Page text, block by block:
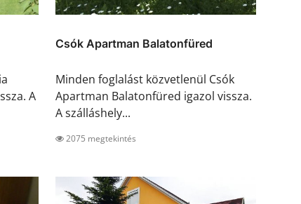
A
Csók Apartman Balatonfüred
Minden foglalást közvetlenül Csók
Apartman Balatonfüred igazol vissza.
A szálláshely...
2075 megtekintés